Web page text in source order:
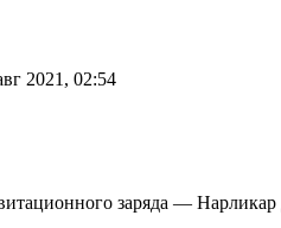
2021, 02:54
заряда —